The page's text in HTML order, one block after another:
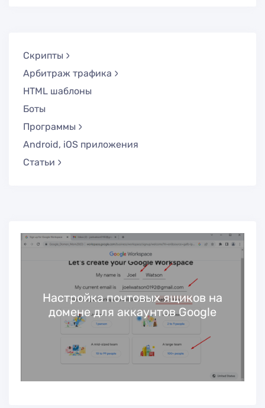
Скрипты
Арбитраж трафика
HTML шаблоны
Боты
Программы
Android, iOS приложения
Статьи
Настройка почтовых ящиков на
домене для аккаунтов Google